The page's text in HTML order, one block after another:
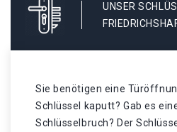
UNSER
Sie benötigen eine
Schlüssel kaputt? Gab es
Schlüsselbruch? Der